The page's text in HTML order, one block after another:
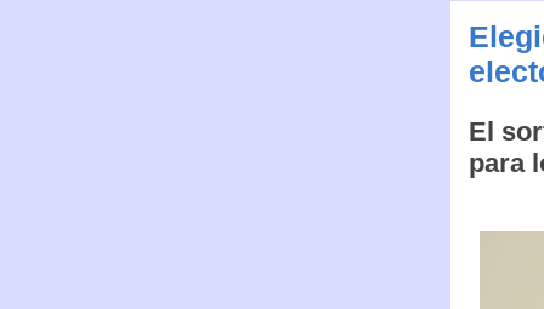
El
para